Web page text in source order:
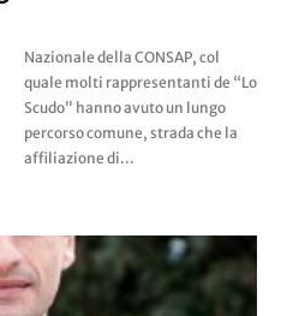
affiliazione di...